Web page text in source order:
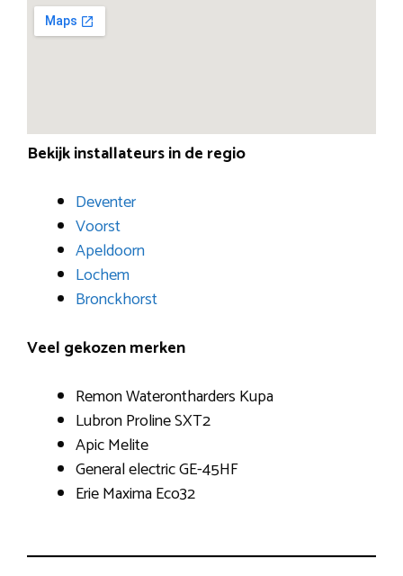
Bekijk installateurs in de regio
Deventer
Voorst
Apeldoorn
Lochem
Bronckhorst
Veel gekozen merken
Remon Waterontharders Kupa
Lubron Proline SXT2
Apic Melite
General electric GE-45HF
Erie Maxima Eco32